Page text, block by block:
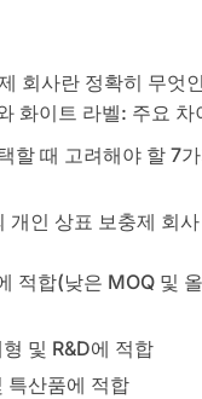
회사란 정확히 무엇
화이트 라벨: 주요 차
할 때 고려해야 할 7
개인 상표 보충제 회
적합(낮은 MOQ 및
및 R&D에 적합
특산품에 적합